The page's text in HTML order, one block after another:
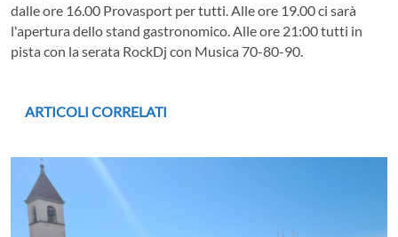
dalle ore 16.00 Provasport per tutti. Alle ore 19.00 ci sarà
l'apertura dello stand gastronomico. Alle ore 21:00 tutti in
pista con la serata RockDj con Musica 70-80-90.
ARTICOLI CORRELATI